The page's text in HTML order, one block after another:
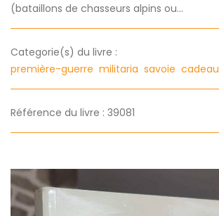
(bataillons de chasseurs alpins ou...
Categorie(s) du livre :
première-guerre militaria savoie cadeau
Référence du livre : 39081